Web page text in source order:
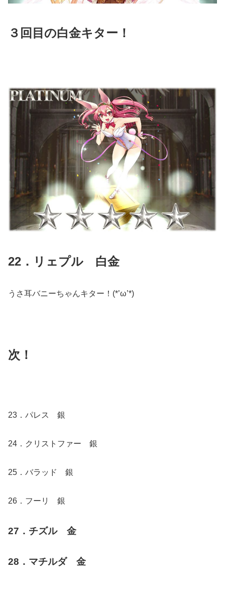
３回目の白金キター！
22．リェプル 白金
うさ耳バニーちゃんキター！(*’ω’*)
次！
23．パレス 銀
24．クリストファー 銀
25．バラッド 銀
26．フーリ 銀
27．チズル 金
28．マチルダ 金